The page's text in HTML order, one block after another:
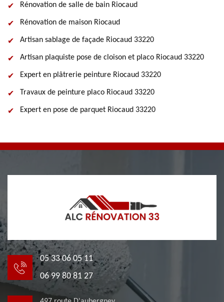
Rénovation de salle de bain Riocaud
Rénovation de maison Riocaud
Artisan sablage de façade Riocaud 33220
Artisan plaquiste pose de cloison et placo Riocaud 33220
Expert en plâtrerie peinture Riocaud 33220
Travaux de peinture placo Riocaud 33220
Expert en pose de parquet Riocaud 33220
05 33 06 05 11
06 99 80 81 27